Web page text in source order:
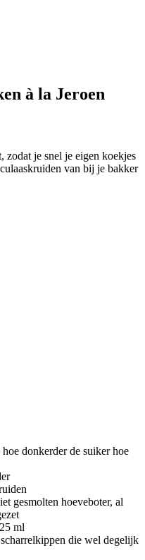
à la Jeroen
zodat je snel je eigen koekjes
van bij je bakker
donkerder de suiker hoe
gesmolten hoeveboter, al
ml
die wel degelijk